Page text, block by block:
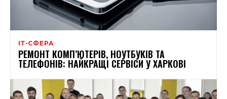
ІТ-СФЕРА
РЕМОНТ КОМП’ЮТЕРІВ, НОУТБУКІВ ТА
ТЕЛЕФОНІВ: НАЙКРАЩІ СЕРВІСИ У ХАРКОВІ